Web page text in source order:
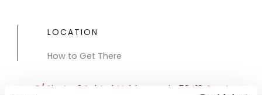
LOCATION
How to Get There
C/ Pineta, 2 Pol. Ind. Valdeconsejo 50410 Cuarte